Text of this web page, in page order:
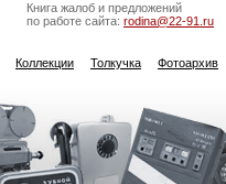
Книга жалоб и предложений
по работе сайта: rodina@22-91.ru
Коллекции Толкучка Фотоархив